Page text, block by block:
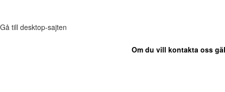
Gå till desktop-sajten
Om du vill kontakta oss